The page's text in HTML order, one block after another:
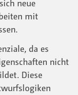
neue
mit
da es
nicht
Diese